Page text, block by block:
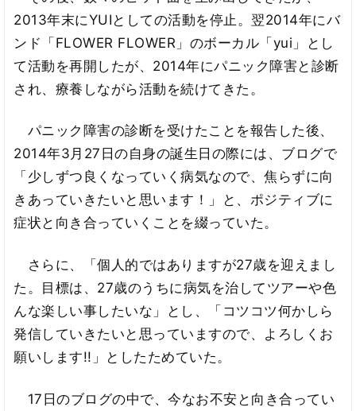
2013年末にYUIとしての活動を停止。翌2014年にバ
ンド「FLOWER FLOWER」のボーカル「yui」とし
て活動を再開したが、2014年にパニック障害と診断
され、療養しながら活動を続けてきた。
パニック障害の診断を受けたことを報告した後、
2014年3月27日の自身の誕生日の際には、ブログで
「少しずつ良くなっていく病気なので、焦らずに向
きあっていきたいと思います！」と、ポジティブに
症状と向き合っていくことを綴っていた。
さらに、「個人的ではありますが27歳を迎えまし
た。目標は、27歳のうちに病気を治してツアーや色
んな楽しい事したいな」とし、「コツコツ何かしら
発信していきたいと思っていますので、よろしくお
願いします!!」としたためていた。
17日のブログの中で、今なお不安と向き合ってい